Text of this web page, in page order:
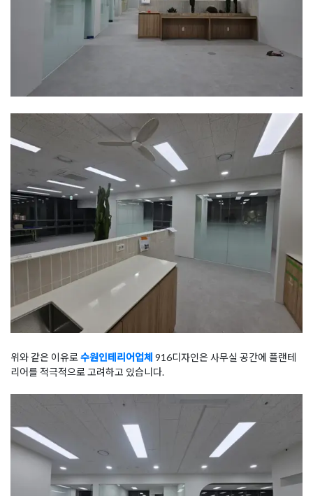
위와 같은 이유로수원인테리어업체 916디자인은 사무실 공간에 플랜테
리어를 적극적으로 고려하고 있습니다.